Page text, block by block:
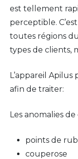
est tellement
perceptible.
toutes régions
types de clients,
L’appareil
afin de traiter:
Les anomalies
points de
couperose